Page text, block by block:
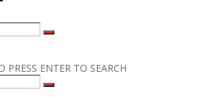
PRESS ENTER TO SEARCH